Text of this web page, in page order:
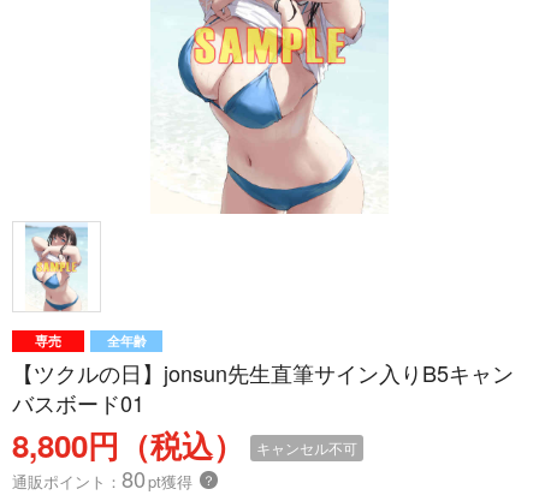
専売 全年齢
【ツクルの日】jonsun先生直筆サイン入りB5キャン
バスボード01
8,800円（税込） キャンセル不可
通販ポイント： 80pt獲得 ？